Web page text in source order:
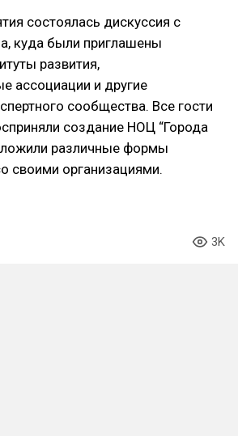
состоялась дискуссия с
куда были приглашены
развития,
ассоциации и другие
сообщества. Все гости
создание НОЦ “Города
различные формы
своими организациями.
3K